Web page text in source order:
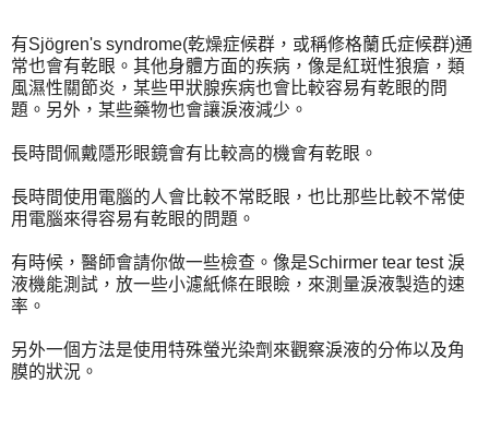
有Sjögren's syndrome(乾燥症候群，或稱修格蘭氏症候群)通
常也會有乾眼。其他身體方面的疾病，像是紅斑性狼瘡，類
風濕性關節炎，某些甲狀腺疾病也會比較容易有乾眼的問
題。另外，某些藥物也會讓淚液減少。
長時間佩戴隱形眼鏡會有比較高的機會有乾眼。
長時間使用電腦的人會比較不常眨眼，也比那些比較不常使
用電腦來得容易有乾眼的問題。
有時候，醫師會請你做一些檢查。像是Schirmer tear test 淚
液機能測試，放一些小濾紙條在眼瞼，來測量淚液製造的速
率。
另外一個方法是使用特殊螢光染劑來觀察淚液的分佈以及角
膜的狀況。